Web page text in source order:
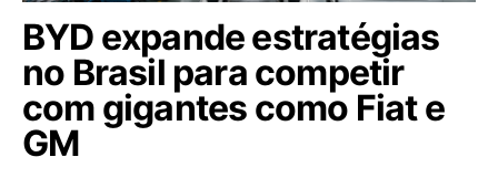
BYD expande estratégias
no Brasil para competir
com gigantes como Fiat e
GM